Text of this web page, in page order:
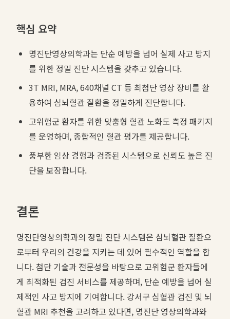
핵심 요약
명진단영상의학과는 단순 예방을 넘어 실제 사고 방지
를 위한 정밀 진단 시스템을 갖추고 있습니다.
3T MRI, MRA, 640채널 CT 등 최첨단 영상 장비를 활
용하여 심뇌혈관 질환을 정밀하게 진단합니다.
고위험군 환자를 위한 맞춤형 혈관 노화도 측정 패키지
를 운영하며, 종합적인 혈관 평가를 제공합니다.
풍부한 임상 경험과 검증된 시스템으로 신뢰도 높은 진
단을 보장합니다.
결론
명진단영상의학과의 정밀 진단 시스템은 심뇌혈관 질환으
로부터 우리의 건강을 지키는 데 있어 필수적인 역할을 합
니다. 첨단 기술과 전문성을 바탕으로 고위험군 환자들에
게 최적화된 검진 서비스를 제공하며, 단순 예방을 넘어 실
제적인 사고 방지에 기여합니다. 강서구 심혈관 검진 및 뇌
혈관 MRI 추천을 고려하고 있다면, 명진단 영상의학과와